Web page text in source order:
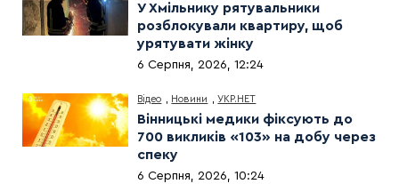
У Хмільнику рятувальники
розблокували квартиру, щоб
урятувати жінку
6 Серпня, 2026, 12:24
Відео Новини ,УКР.НЕТ
Вінницькі медики фіксують до
700 викликів «103» на добу через
спеку
6 Серпня, 2026, 10:24